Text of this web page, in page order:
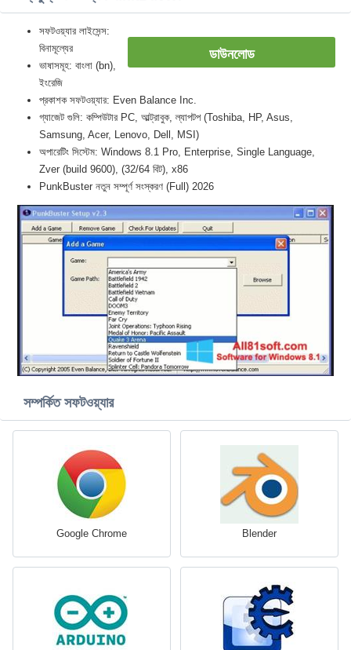
ডাউনলোড
সফটওয়্যার লাইসেন্স:
বিনামূল্যের
ভাষাসমূহ: বাংলা (bn),
ইংরেজি
প্রকাশক সফটওয়্যার: Even Balance Inc.
গ্যাজেট গুলি: কম্পিউটার PC, আল্ট্রাবুক, ল্যাপটপ (Toshiba, HP, Asus,
Samsung, Acer, Lenovo, Dell, MSI)
অপারেটিং সিস্টেম: Windows 8.1 Pro, Enterprise, Single Language,
Zver (build 9600), (32/64 বিট), x86
PunkBuster নতুন সম্পূর্ণ সংস্করণ (Full) 2026
সম্পর্কিত সফটওয়্যার
Google Chrome Blender